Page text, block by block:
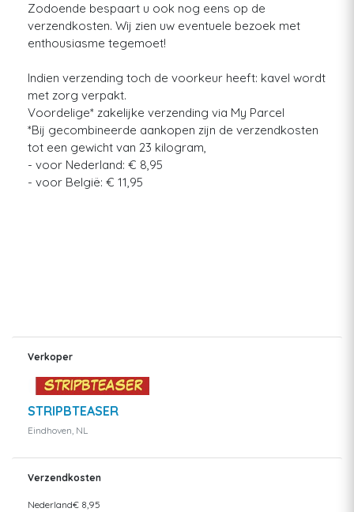
Zodoende bespaart u ook nog eens op de
verzendkosten. Wij zien uw eventuele bezoek met
enthousiasme tegemoet!
Indien verzending toch de voorkeur heeft: kavel wordt
met zorg verpakt.
Voordelige* zakelijke verzending via My Parcel
*Bij gecombineerde aankopen zijn de verzendkosten
tot een gewicht van 23 kilogram,
- voor Nederland: € 8,95
- voor België: € 11,95
Verkoper
STRIPBTEASER
Eindhoven, NL
Verzendkosten
Nederland€ 8,95